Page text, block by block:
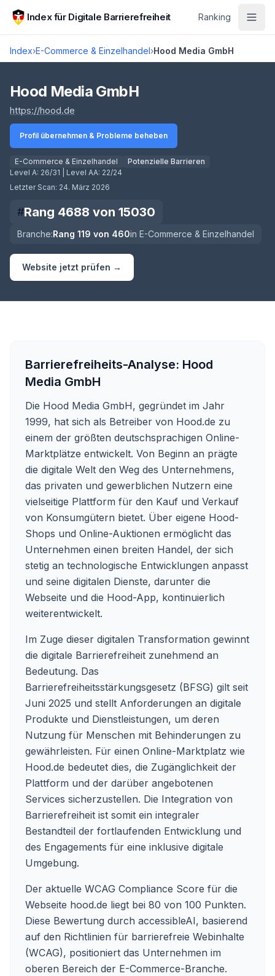
Zum Hauptinhalt springen
Index für Digitale Barrierefreiheit Ranking
Index›E-Commerce & Einzelhandel›Hood Media GmbH
Score lädt
Hood Media GmbH
https://hood.de
Profil übernehmen & Probleme beheben
E-Commerce & Einzelhandel
Potenzielle Barrieren
Level A: 26/31 | Level AA: 22/24
Letzter Scan: 24. März 2026
#Rang 4688 von 15030
Branche:Rang 119 von 460in E-Commerce & Einzelhandel
Website jetzt prüfen →
Barrierefreiheits-Analyse: Hood
Media GmbH
Die Hood Media GmbH, gegründet im Jahr
1999, hat sich als Betreiber von Hood.de zu
einem der größten deutschsprachigen Online-
Marktplätze entwickelt. Von Beginn an prägte
die digitale Welt den Weg des Unternehmens,
das privaten und gewerblichen Nutzern eine
vielseitige Plattform für den Kauf und Verkauf
von Konsumgütern bietet. Über eigene Hood-
Shops und Online-Auktionen ermöglicht das
Unternehmen einen breiten Handel, der sich
stetig an technologische Entwicklungen anpasst
und seine digitalen Dienste, darunter die
Webseite und die Hood-App, kontinuierlich
weiterentwickelt.
Im Zuge dieser digitalen Transformation gewinnt
die digitale Barrierefreiheit zunehmend an
Bedeutung. Das
Barrierefreiheitsstärkungsgesetz (BFSG) gilt seit
Juni 2025 und stellt Anforderungen an digitale
Produkte und Dienstleistungen, um deren
Nutzung für Menschen mit Behinderungen zu
gewährleisten. Für einen Online-Marktplatz wie
Hood.de bedeutet dies, die Zugänglichkeit der
Plattform und der darüber angebotenen
Services sicherzustellen. Die Integration von
Barrierefreiheit ist somit ein integraler
Bestandteil der fortlaufenden Entwicklung und
des Engagements für eine inklusive digitale
Umgebung.
Der aktuelle WCAG Compliance Score für die
Webseite hood.de liegt bei 80 von 100 Punkten.
Diese Bewertung durch accessibleAI, basierend
auf den Richtlinien für barrierefreie Webinhalte
(WCAG), positioniert das Unternehmen im
oberen Bereich der E-Commerce-Branche.